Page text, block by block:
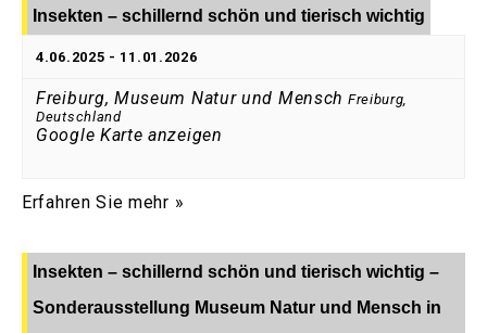
Insekten – schillernd schön und tierisch wichtig
4.06.2025 - 11.01.2026
Freiburg, Museum Natur und Mensch Freiburg,
Deutschland
Google Karte anzeigen
Erfahren Sie mehr »
Insekten – schillernd schön und tierisch wichtig –
Sonderausstellung Museum Natur und Mensch in